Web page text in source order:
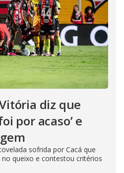
diz que
por acaso’ e
sofrida por Cacá que
queixo e contestou critérios